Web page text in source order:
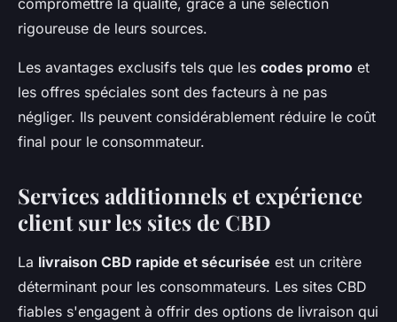
compromettre la qualité, grâce à une sélection
rigoureuse de leurs sources.
Les avantages exclusifs tels que les codes promo et
les offres spéciales sont des facteurs à ne pas
négliger. Ils peuvent considérablement réduire le coût
final pour le consommateur.
Services additionnels et expérience
client sur les sites de CBD
La livraison CBD rapide et sécurisée est un critère
déterminant pour les consommateurs. Les sites CBD
fiables s'engagent à offrir des options de livraison qui